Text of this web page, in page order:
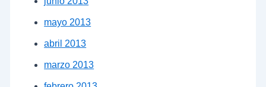
mayo 2013
abril 2013
marzo 2013